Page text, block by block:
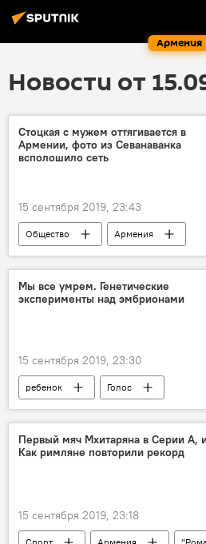
Армения
Новости от
Стоцкая с мужем оттягивается в
Армении, фото из Севанаванка
всполошило сеть
15 сентября 2019, 23:43
Общество
Армения
Анастасия Стоцкая
муж
Мы все умрем. Генетические
эксперименты над эмбрионами
15 сентября 2019, 23:30
ребенок Голос
Первый мяч Мхитаряна в Серии А,
Как римляне повторили рекорд
15 сентября 2019, 23:18